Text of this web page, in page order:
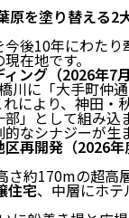
原を塗り替える2
後10年にわたり
在地です。
ング（2026年7
川に「大手町仲
により、神田・
」として組み込
なシナジーが生
再開発（2026
さ約170mの超高
住宅、中層にホテ